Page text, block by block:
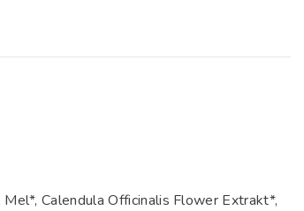
Calendula Officinalis Flower Extrakt*,